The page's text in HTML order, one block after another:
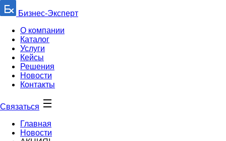
Бизнес-Эксперт
О компании
Каталог
Услуги
Кейсы
Решения
Новости
Контакты
Связаться
Главная
Новости